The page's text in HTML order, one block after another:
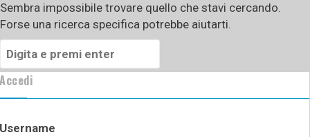
Sembra impossibile trovare quello che stavi cercando.
Forse una ricerca specifica potrebbe aiutarti.
Cerca:
Accedi
Username